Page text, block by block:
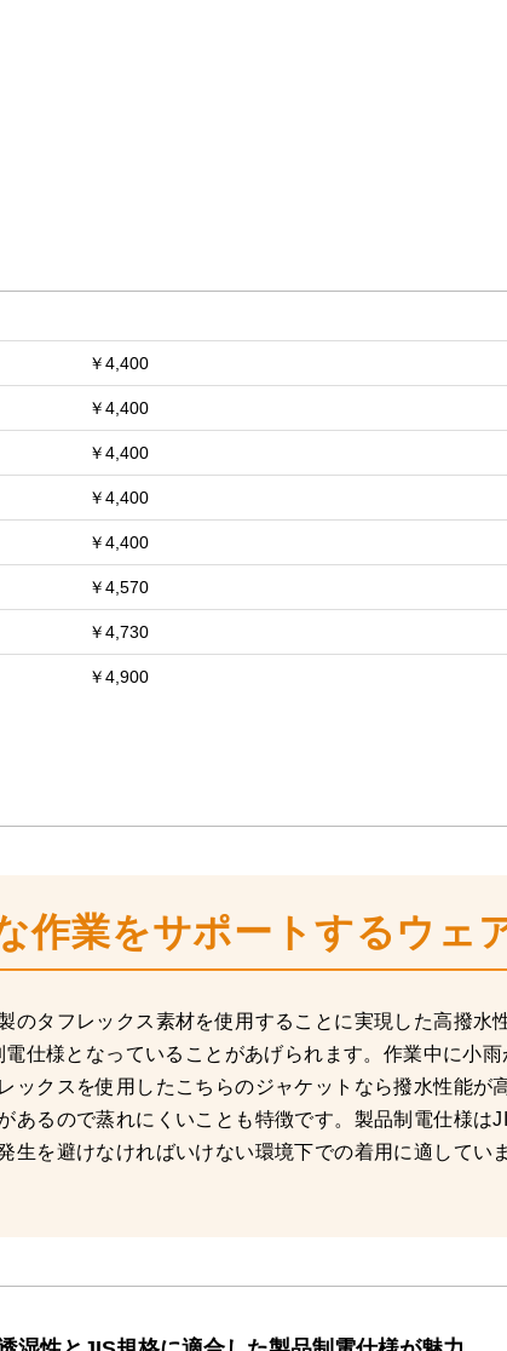
￥4,400
￥4,400
￥4,400
￥4,400
￥4,400
￥4,570
￥4,730
￥4,900
作業をサポートするウェ
のタフレックス素材を使用することに実現した高撥水
仕様となっていることがあげられます。作業中に小雨
ックスを使用したこちらのジャケットなら撥水性能が
あるので蒸れにくいことも特徴です。製品制電仕様は
生を避けなければいけない環境下での着用に適していま